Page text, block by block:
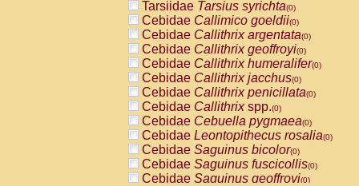
PitheciidaeCallicebus donacophilus
PitheciidaeCallicebus moloch
PitheciidaeCallicebus torquatus
PitheciidaeCallicebusspp.(0)
PitheciidaeChiropotes satanas(0)
PitheciidaePithecia monachus
PitheciidaePithecia pithecia(0)
CercopithecidaeCercocebus agilis
CercopithecidaeCercocebus
CercopithecidaeCercocebus
CercopithecidaeCercocebus
CercopithecidaeCercocebus
CercopithecidaeCercocebushybrid
Tarsiidae Tarsius syrichta(0)
Cebidae Callimico goeldii(0)
Cebidae Callithrix argentata(0)
Cebidae Callithrix geoffroyi(0)
Cebidae Callithrix humeralifer(0)
Cebidae Callithrix jacchus(0)
Cebidae Callithrix penicillata(0)
Cebidae Callithrixspp.(0)
Cebidae Cebuella pygmaea(0)
Cebidae Leontopithecus rosalia(0)
Cebidae Saguinus bicolor(0)
Cebidae Saguinus fuscicollis(0)
Cebidae Saguinus geoffroyi(0)